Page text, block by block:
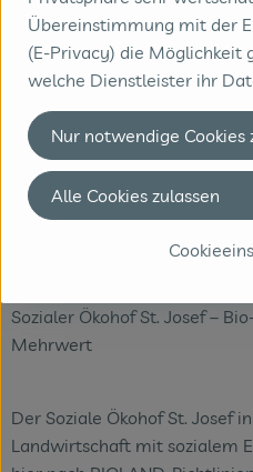
Sozialer Ökohof St. Josef –
Mehrwert
Der Soziale Ökohof St. Josef
Landwirtschaft mit sozialem
Übereinstimmung mit der
(E-Privacy) die Möglichkeit
welche Dienstleister ihr
Nur notwendige Cookies
Alle Cookies zulassen